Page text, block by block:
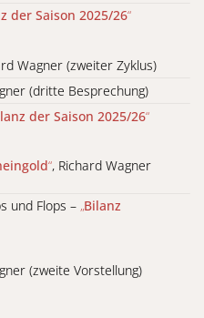
der Saison 2025/26“
Wagner (zweiter Zyklus)
(dritte Besprechung)
der Saison 2025/26“
“, Richard Wagner
und Flops – „Bilanz
(zweite Vorstellung)